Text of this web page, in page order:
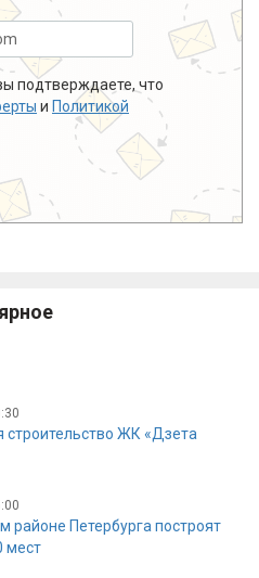
подтверждаете, что
и Политикой
строительство ЖК «Дзета
районе Петербурга построят
мест